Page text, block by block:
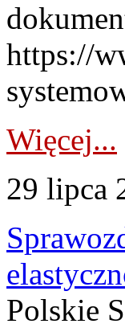
https://
Więcej...
29 lipca
Polskie